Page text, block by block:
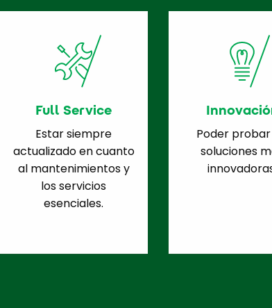
Full Service
Estar siempre
actualizado en cuanto
al mantenimientos y
los servicios
esenciales.
Poder
soluciones